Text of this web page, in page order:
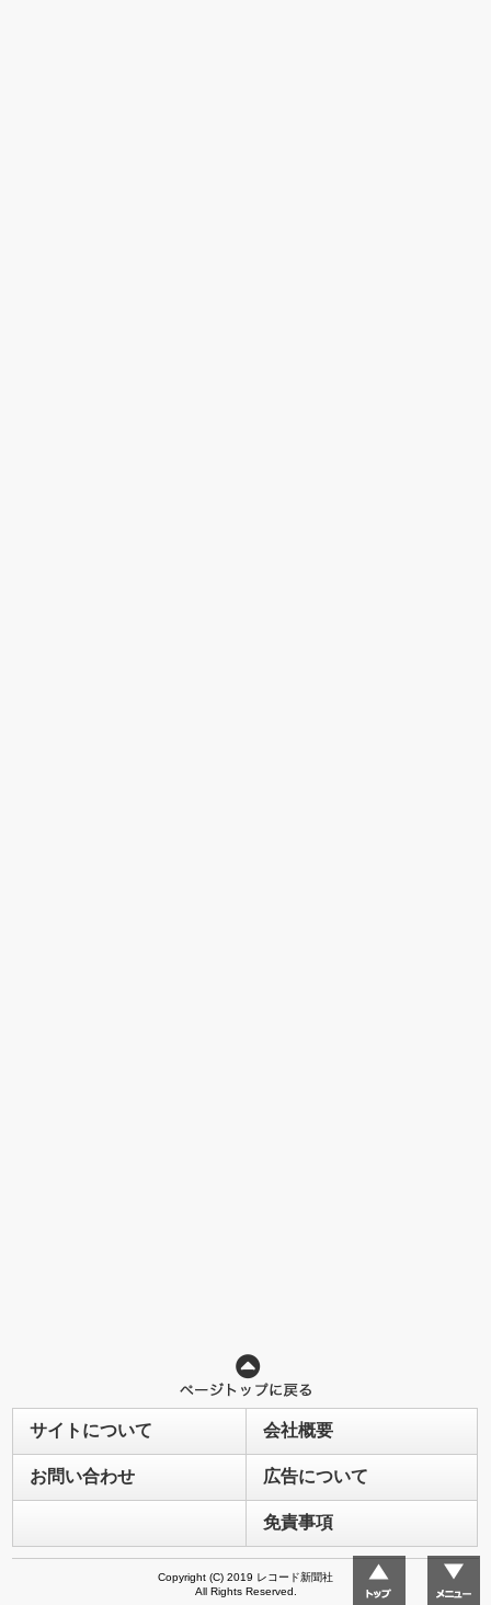
サイトについて 会社概要
お問い合わせ 広告について
免責事項
Copyright (C) 2019 レコード新聞社
All Rights Reserved.